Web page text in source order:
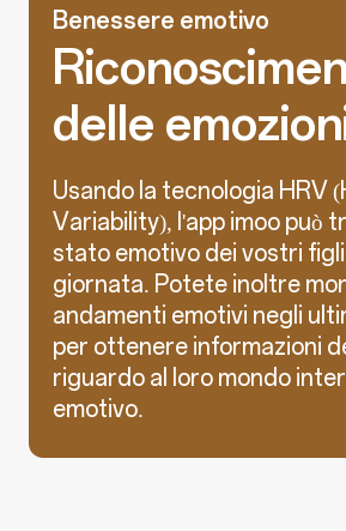
Benessere emotivo
delle
Usando la tecnologia HRV
Variability), l'app imoo può
stato emotivo dei vostri
giornata. Potete inoltre
andamenti emotivi negli
per ottenere informazioni
riguardo al loro mondo
emotivo.